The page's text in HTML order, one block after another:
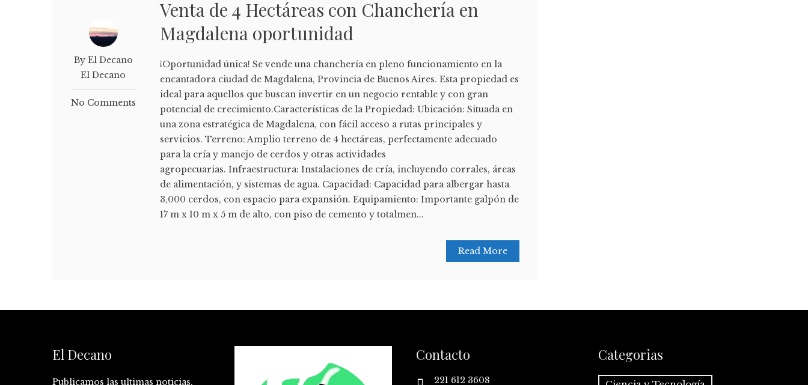
By El Decano
El Decano
No Comments
Venta de 4 Hectáreas con Chanchería en
Magdalena oportunidad
¡Oportunidad única! Se vende una chanchería en pleno funcionamiento en la
encantadora ciudad de Magdalena, Provincia de Buenos Aires. Esta propiedad es
ideal para aquellos que buscan invertir en un negocio rentable y con gran
potencial de crecimiento.Características de la Propiedad: Ubicación: Situada en
una zona estratégica de Magdalena, con fácil acceso a rutas principales y
servicios. Terreno: Amplio terreno de 4 hectáreas, perfectamente adecuado
para la cría y manejo de cerdos y otras actividades
agropecuarias. Infraestructura: Instalaciones de cría, incluyendo corrales, áreas
de alimentación, y sistemas de agua. Capacidad: Capacidad para albergar hasta
3,000 cerdos, con espacio para expansión. Equipamiento: Importante galpón de
17 m x 10 m x 5 m de alto, con piso de cemento y totalmen...
Read More
El Decano
Publicamos las ultimas noticias,
Contacto
221 612 3608
Categorias